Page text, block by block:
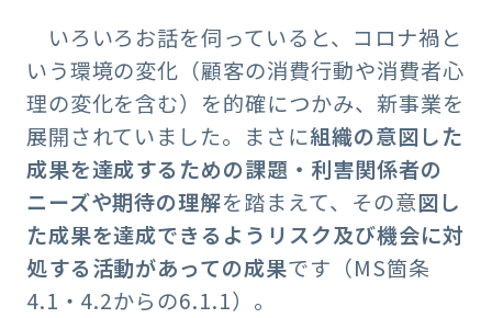
いろいろお話を伺っていると、コロナ禍と
いう環境の変化（顧客の消費行動や消費者心
理の変化を含む）を的確につかみ、新事業を
展開されていました。まさに組織の意図した
成果を達成するための課題・利害関係者の
ニーズや期待の理解を踏まえて、その意図し
た成果を達成できるようリスク及び機会に対
処する活動があっての成果です（MS箇条
4.1・4.2からの6.1.1）。